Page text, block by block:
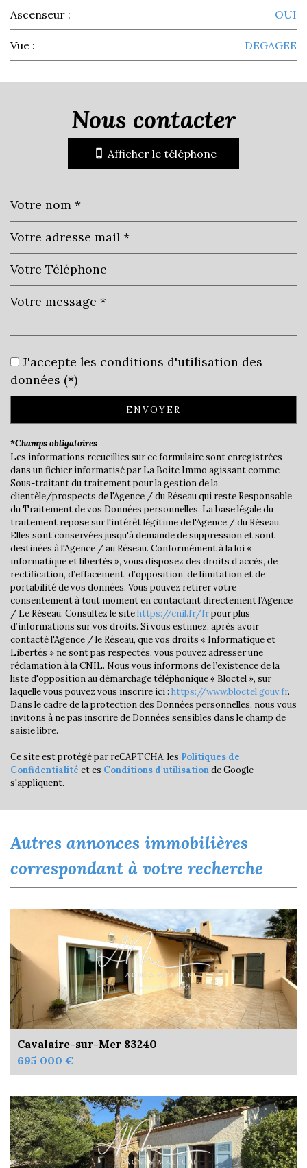
Ascenseur : OUI
Vue : DEGAGEE
École primaire
Mairie
statistiques
Nombre d'habitants
7 062
Propriétaires (vs. locataires)
59,45 %
Taxe habitation
22,33 %
Taxe foncière
18,21 %
Habitants de moins de 25 ans
21,76 %
Habitants de 25 à 55 ans
32,78 %
Habitants de plus de 55 ans
45,45 %
Nombre d'enfants par famille
0,62
Familles sans enfant
62,26 %
Familles avec 1 ou 2 enfants
Maisons
Appartements
66,88 %
nous contacter
Afficher le téléphone
J'accepte les conditions d'utilisation des
données (*)
ENVOYER
*Champs obligatoires
Les informations recueillies sur ce formulaire sont enregistrées
dans un fichier informatisé par La Boite Immo agissant comme
Sous-traitant du traitement pour la gestion de la
clientèle/prospects de l'Agence / du Réseau qui reste Responsable
du Traitement de vos Données personnelles. La base légale du
traitement repose sur l'intérêt légitime de l'Agence / du Réseau.
Elles sont conservées jusqu'à demande de suppression et sont
destinées à l'Agence / au Réseau. Conformément à la loi «
informatique et libertés », vous disposez des droits d’accès, de
rectification, d’effacement, d’opposition, de limitation et de
portabilité de vos données. Vous pouvez retirer votre
consentement à tout moment en contactant directement l’Agence
/ Le Réseau. Consultez le sitehttps://cnil.fr/frpour plus
d’informations sur vos droits. Si vous estimez, après avoir
contacté l'Agence / le Réseau, que vos droits « Informatique et
Libertés » ne sont pas respectés, vous pouvez adresser une
réclamation à la CNIL. Nous vous informons de l’existence de la
liste d'opposition au démarchage téléphonique « Bloctel », sur
laquelle vous pouvez vous inscrire ici : https://www.bloctel.gouv.fr.
Dans le cadre de la protection des Données personnelles, nous vous
invitons à ne pas inscrire de Données sensibles dans le champ de
saisie libre.
Ce site est protégé par reCAPTCHA, les Politiques de
Confidentialité et es Conditions d'utilisationde Google
s'appliquent.
autres annonces immobilières
correspondant à votre recherche
Cavalaire-sur-Mer 83240
695 000 €